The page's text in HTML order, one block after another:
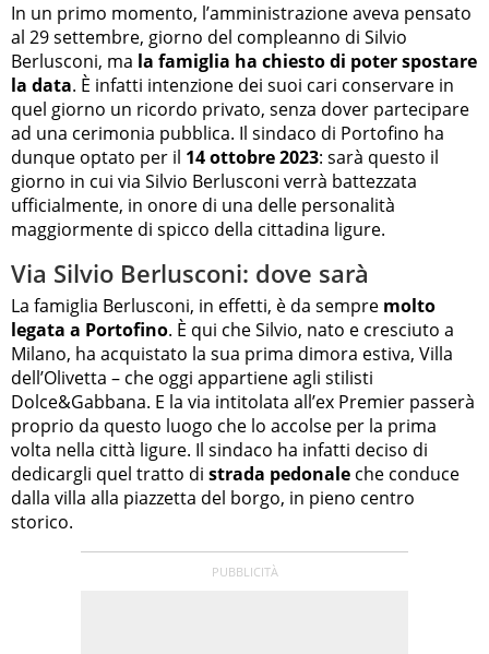
In un primo momento, l’amministrazione aveva pensato
al 29 settembre, giorno del compleanno di Silvio
Berlusconi, ma la famiglia ha chiesto di poter spostare
la data. È infatti intenzione dei suoi cari conservare in
quel giorno un ricordo privato, senza dover partecipare
ad una cerimonia pubblica. Il sindaco di Portofino ha
dunque optato per il 14 ottobre 2023: sarà questo il
giorno in cui via Silvio Berlusconi verrà battezzata
ufficialmente, in onore di una delle personalità
maggiormente di spicco della cittadina ligure.
Via Silvio Berlusconi: dove sarà
La famiglia Berlusconi, in effetti, è da sempre molto
legata a Portofino. È qui che Silvio, nato e cresciuto a
Milano, ha acquistato la sua prima dimora estiva, Villa
dell’Olivetta – che oggi appartiene agli stilisti
Dolce&Gabbana. E la via intitolata all’ex Premier passerà
proprio da questo luogo che lo accolse per la prima
volta nella città ligure. Il sindaco ha infatti deciso di
dedicargli quel tratto di strada pedonale che conduce
dalla villa alla piazzetta del borgo, in pieno centro
storico.